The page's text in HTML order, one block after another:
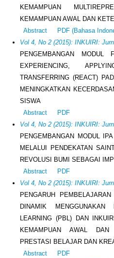
KEMAMPUAN
KEMAMPUAN AWAL DAN
Abstract
PDF (Bahasa
Vol 4, No 2 (2015): INKUIRI:
PENGEMBANGAN MODUL
EXPERIENCING,
TRANSFERRING (REACT)
MENINGKATKAN
SISWA
Abstract
PDF
Vol 4, No 2 (2015): INKUIRI:
PENGEMBANGAN MODUL
MELALUI PENDEKATAN
REVOLUSI BUMI SEBAGAI
Abstract
PDF
Vol 4, No 2 (2015): INKUIRI:
PENGARUH
DINAMIK
LEARNING (PBL) DAN
KEMAMPUAN AWAL
PRESTASI BELAJAR DAN
Abstract
PDF